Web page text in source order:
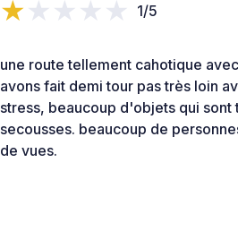
1/5
une route tellement cahotique
avons fait demi tour pas très loin
stress, beaucoup d'objets qui
secousses. beaucoup de
de vues.